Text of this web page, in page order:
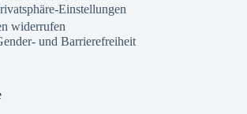
Einstellungen
widerrufen
und Barrierefreiheit